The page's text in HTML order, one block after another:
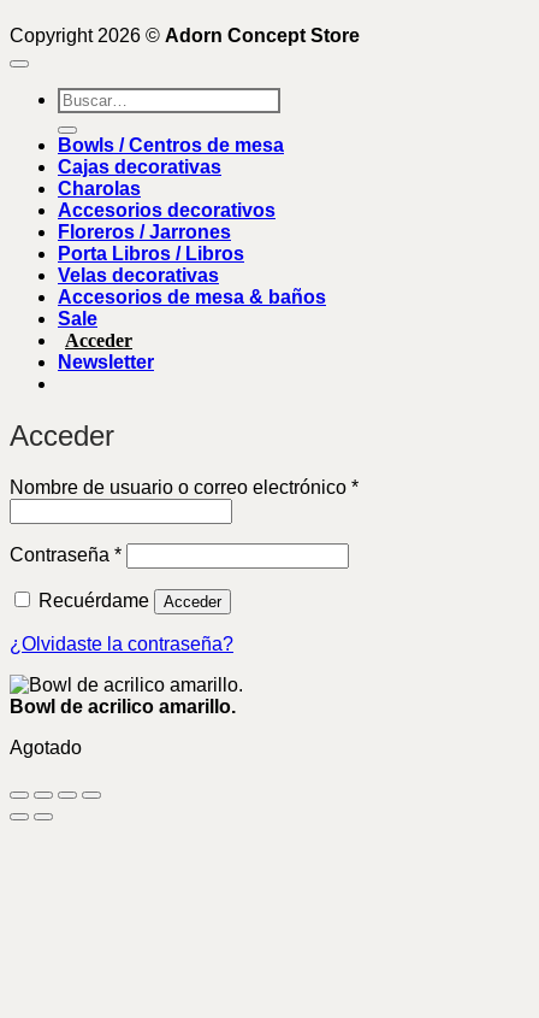
Copyright 2026 © Adorn Concept Store
Buscar
por:
Bowls / Centros de mesa
Cajas decorativas
Charolas
Accesorios decorativos
Floreros / Jarrones
Porta Libros / Libros
Velas decorativas
Accesorios de mesa & baños
Sale
Acceder
Newsletter
Acceder
Nombre de usuario o correo electrónico *Obligatorio
Contraseña *Obligatorio
Recuérdame Acceder
¿Olvidaste la contraseña?
Bowl de acrilico amarillo.
Agotado